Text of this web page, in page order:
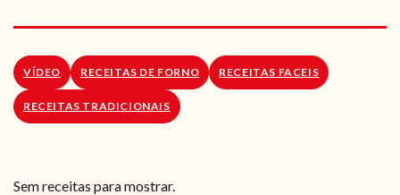
LOJA ONLINE
VÍDEO RECEITAS DE FORNO RECEITAS FACEIS
RECEITAS TRADICIONAIS
Sem receitas para mostrar.